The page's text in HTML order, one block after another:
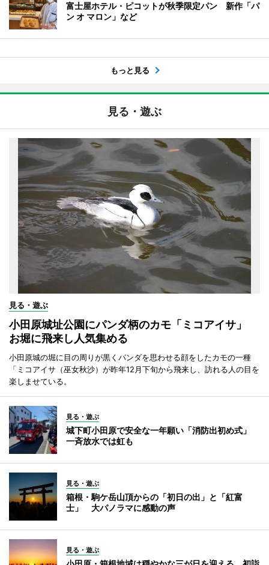
富士屋ホテル・ピコットが秋季限定パン 新作「パ
ン オ マロン」など
もっと見る
見る・遊ぶ
見る・遊ぶ
小田原城址公園にパンダ柄のカモ「ミコアイサ」
お堀に飛来し人気集める
小田原城の堀に目の周りが黒くパンダを思わせる顔をしたカモの一種
「ミコアイサ（巫女秋沙）が昨年12月下旬から飛来し、訪れる人の目を
楽しませている。
見る・遊ぶ
城下町小田原で安全な一年願い「消防出初め式」
一斉放水では虹も
見る・遊ぶ
箱根・駒ケ岳山頂からの「初日の出」と「紅富
士」 大パノラマに感動の声
見る・遊ぶ